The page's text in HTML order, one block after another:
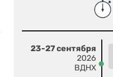
23-27 сентября
2026
ВДНХ